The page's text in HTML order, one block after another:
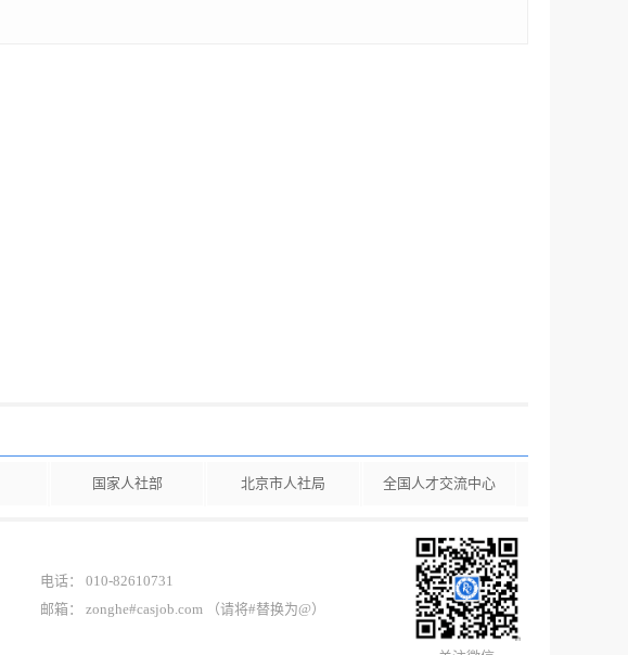
国家人社部 北京市人社局 全国人才交流中心
电话： 010-82610731
邮箱： zonghe#casjob.com （请将#替换为@）